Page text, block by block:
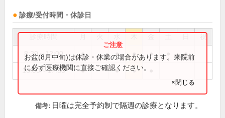
診療/受付時間・休診日
祝
8:30～12:00 ● ● ● ● ●
16:00～17:30 ● ● ●
お盆(8月中旬)は休診・休業の場合があります。来院前
に必ず医療機関に直接ご確認ください。
×閉じる
備考: 日曜は完全予約制で隔週の診療となります。